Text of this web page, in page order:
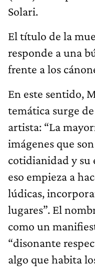
Solari.
El título de la
responde a una
frente a los
En este sentido,
temática surge
artista: “La
imágenes que
cotidianidad y su
eso empieza a
lúdicas,
lugares”. El
como un
“disonante
algo que habita